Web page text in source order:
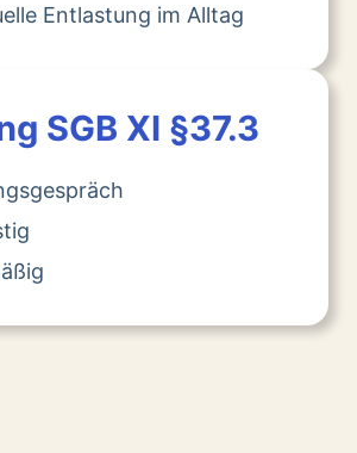
Entlastung im Alltag
SGB XI §37.3